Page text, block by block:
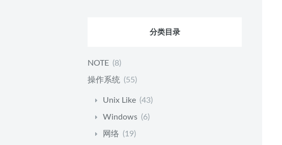
分类目录
NOTE (8)
操作系统 (55)
Unix Like (43)
Windows (6)
网络 (19)